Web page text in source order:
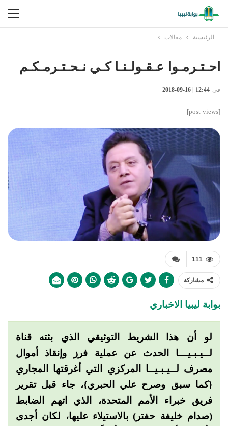
الرئيسية مقالات
احـتـرمـوا عـقـولـنـا كـي نـحـتـرمـكـم
في 12:44 | 16-09-2018
[post-views]
111
مشاركة
بوابة ليبيا الاخباري
لو أن هذا الشريط التوثيقي الذي بثته قناة
لــيـبـيـــا الحدث عن عملية فرز وإنقاذ أموال
مصرف لــيـبـيــا المركزي التي أغرقتها المجاري
{كما سبق وصرح علي الحبري}، جاء قبل تقرير
فريق خبراء الأمم المتحدة، الذي اتهم الضابط
(صدام خليفة حفتر) بالاستيلاء عليها، لكان أجدى